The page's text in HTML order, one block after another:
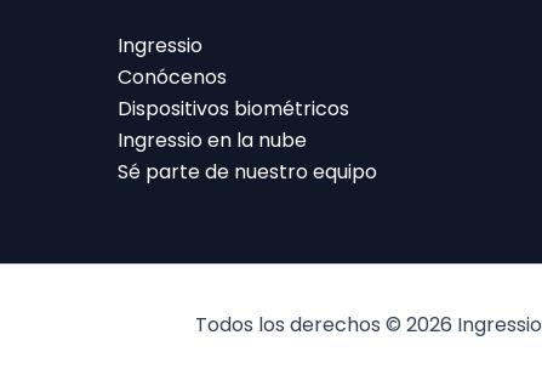
Ingressio
Conócenos
Dispositivos biométricos
Ingressio en la nube
Sé parte de nuestro equipo
Todos los derechos © 2026 Ingressio